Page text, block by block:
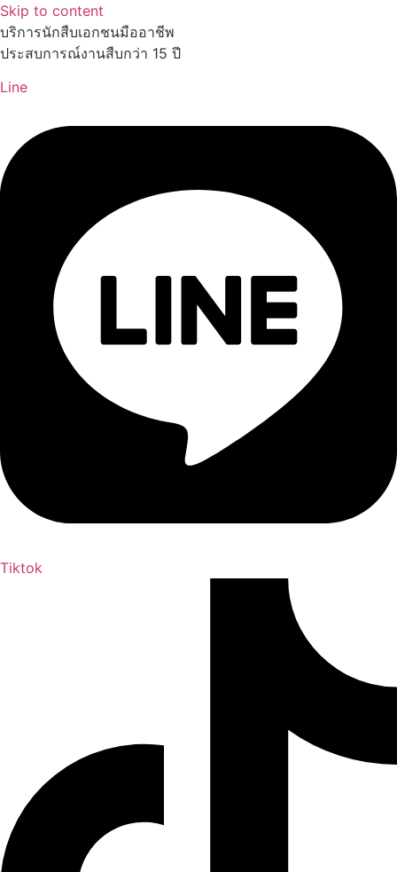
Skip to content
บริการนักสืบเอกชนมืออาชีพ
ประสบการณ์งานสืบกว่า 15 ปี
Line
Tiktok